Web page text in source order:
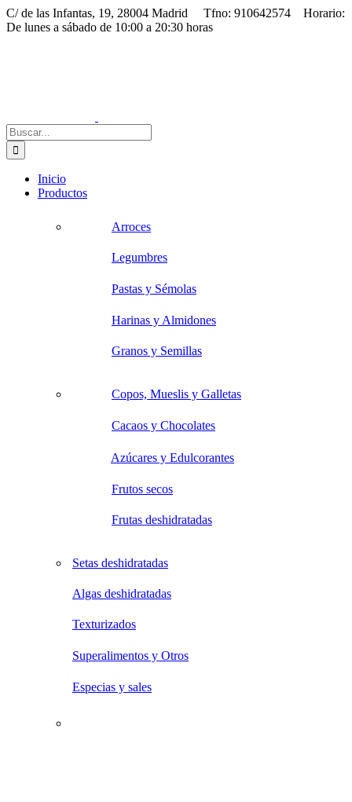
Saltar
al
C/ de las Infantas, 19, 28004 Madrid Tfno: 910642574 Horario:
De lunes a sábado de 10:00 a 20:30 horas
Buscar:
Inicio
Productos
Arroces
Legumbres
Pastas y Sémolas
Harinas y Almidones
Granos y Semillas
Copos, Mueslis y Galletas
Cacaos y Chocolates
Azúcares y Edulcorantes
Frutos secos
Frutas deshidratadas
Setas deshidratadas
Algas deshidratadas
Texturizados
Superalimentos y Otros
Especias y sales